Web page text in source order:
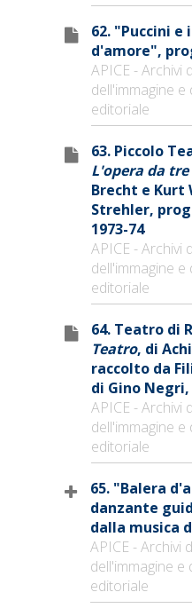
62. "Puccini e
d'amore",
APICE - Archivi
dell'immagine
editoriale
63. Piccolo
L'opera da
Brecht e Kurt
Strehler,
1973-74
APICE - Archivi
dell'immagine
editoriale
64. Teatro di
Teatro, di
raccolto da
di Gino
APICE - Archivi
dell'immagine
editoriale
65. "Balera
danzante
dalla musica
APICE - Archivi
dell'immagine
editoriale